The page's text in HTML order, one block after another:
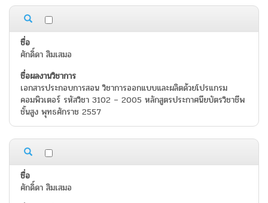
ศักดิ์ดา สิมเสมอ
เอกสารประกอบการสอน วิชาการออกแบบและผลิตด้วยโปรแกรม
คอมพิวเตอร์ รหัสวิชา 3102 – 2005 หลักสูตรประกาศนียบัตรวิชาชีพ
ชั้นสูง พุทธศักราช 2557
ศักดิ์ดา สิมเสมอ